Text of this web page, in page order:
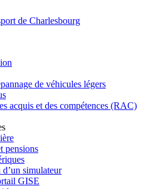
de véhicules légers
acquis et des compétences (RAC)
pensions
simulateur
GISE